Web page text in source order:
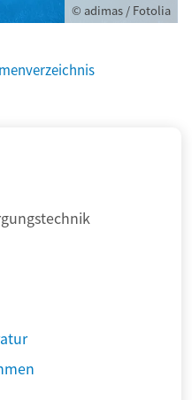
© adimas / Fotolia